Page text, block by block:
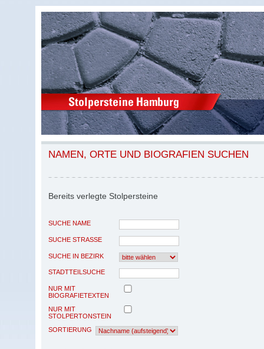
NAMEN, ORTE UND BIOGRAFIEN SUCHEN
Bereits verlegte Stolpersteine
SUCHE NAME
SUCHE STRASSE
SUCHE IN BEZIRK
STADTTEILSUCHE
NUR MIT
BIOGRAFIETEXTEN
NUR MIT
STOLPERTONSTEIN
SORTIERUNG